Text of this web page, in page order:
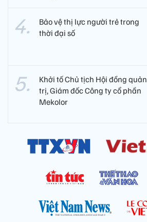
Bảo vệ thị lực người trẻ trong
thời đại số
Khởi tố Chủ tịch Hội đồng quản
trị, Giám đốc Công ty cổ phần
Mekolor